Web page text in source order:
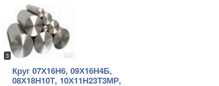
3
Круг 07Х16Н6, 09Х16Н4Б,
08Х18Н10Т, 10Х11Н23Т3МР,